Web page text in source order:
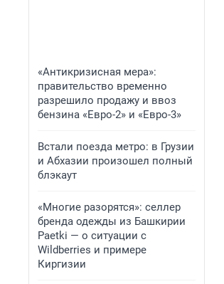
«Антикризисная мера»:
правительство временно
разрешило продажу и ввоз
бензина «Евро-2» и «Евро-3»
Встали поезда метро: в Грузии
и Абхазии произошел полный
блэкаут
«Многие разорятся»: селлер
бренда одежды из Башкирии
Paetki — о ситуации с
Wildberries и примере
Киргизии